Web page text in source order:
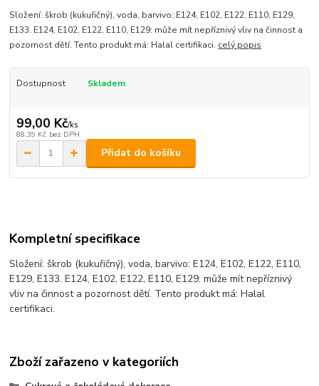
Složení: škrob (kukuřičný), voda, barvivo: E124, E102, E122, E110, E129,
E133. E124, E102, E122, E110, E129: může mít nepříznivý vliv na činnost a
pozornost dětí. Tento produkt má: Halal certifikaci. celý popis
Dostupnost Skladem
99,00 Kč/ks
88,39 Kč bez DPH
Přidat do košíku
Kompletní specifikace
Složení: škrob (kukuřičný), voda, barvivo: E124, E102, E122, E110,
E129, E133.E124, E102, E122, E110, E129: může mít nepříznivý
vliv na činnost a pozornost dětí. Tento produkt má: Halal
certifikaci.
Zboží zařazeno v kategoriích